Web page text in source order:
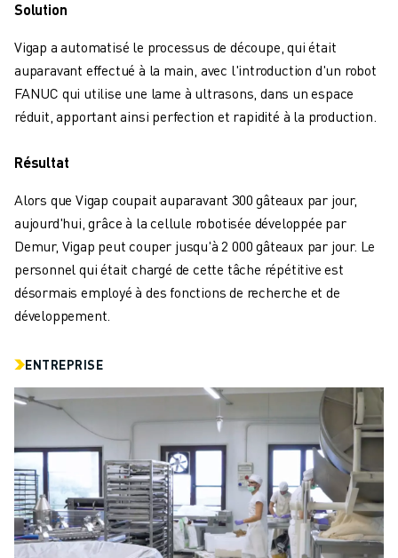
MANUTENTION
PALETTISATION
SOUDAGE PAR POINTS
INSPECTION DE LA VISION
DÉCOUPAGE PAR FIL EDM
SERVICE CLIENTÈLE
FANUC PLANS
TERRAIN ET MAINTENANCE
SUPPORT TECHNIQUE À DISTANCE
PIÈCES DE RECHANGE
REMISE À NEUF
E-STORE
FORMATION ET ÉDUCATION
FANUC ACADEMY
SOLUTIONS POUR LES INDUSTRIES
SOLUTIONS POUR L'ÉDUCATION
WORLDSKILLS ET JEUNES TALENTS
ÉVÉNEMENTS ÉDUCATIFS
ACTUALITÉS ET MÉDIAS
Solution
Vigap a automatisé le processus de découpe, qui était
auparavant effectué à la main, avec l'introduction d'un robot
FANUC qui utilise une lame à ultrasons, dans un espace
réduit, apportant ainsi perfection et rapidité à la production.
Résultat
Alors que Vigap coupait auparavant 300 gâteaux par jour,
aujourd'hui, grâce à la cellule robotisée développée par
Demur, Vigap peut couper jusqu'à 2 000 gâteaux par jour. Le
personnel qui était chargé de cette tâche répétitive est
désormais employé à des fonctions de recherche et de
développement.
ENTREPRISE